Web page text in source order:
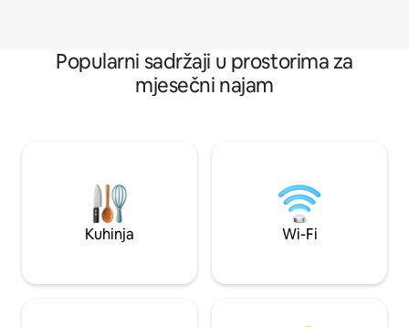
Popularni sadržaji u prostorima za
mjesečni najam
Kuhinja Wi-Fi